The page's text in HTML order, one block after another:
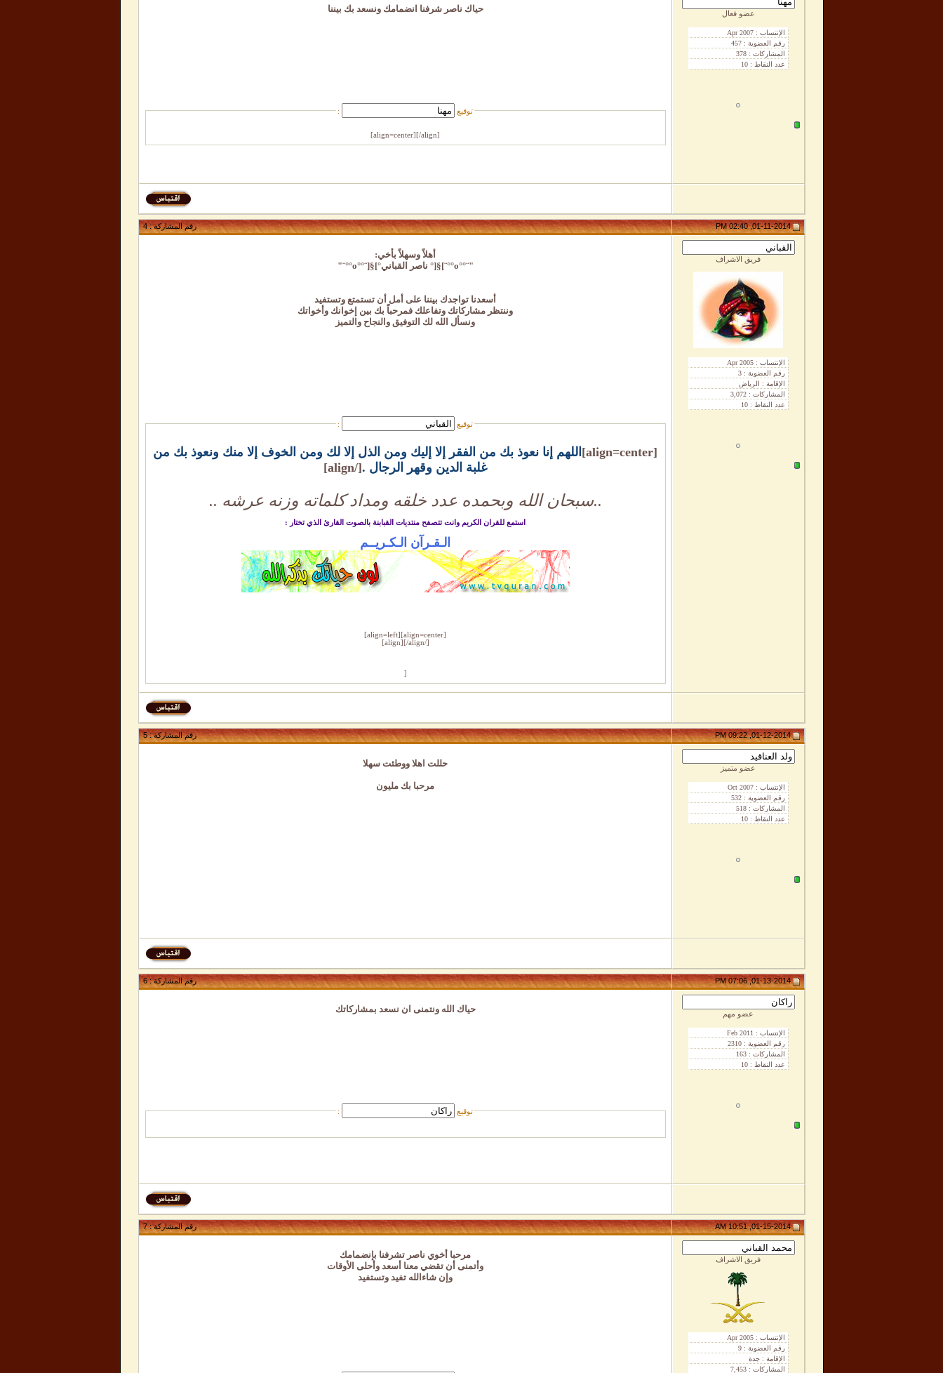
عضو فعال حياك ناصر شرفنا انضمامك ونسعد بك بيننا
توقيع
[align=center]
[/align]
01-11-2014, 02:40 PM رقم المشاركة :4
فريق الاشراف
أهلاً وسهلاً بأخي:
"¨°°o°°¨]§[° ناصر القباني°]§[¨°°o°°¨"
أسعدنا تواجدك بيننا على أمل أن تستمتع وتستفيد
وننتظر مشاركاتك وتفاعلك فمرحباً بك بين إخوانك وأخواتك
ونسأل الله لك التوفيق والنجاح والتميز
توقيع
[align=center]
اللهم إنا نعوذ بك من الفقر إلا إليك ومن الذل إلا لك ومن الخوف إلا منك ونعوذ بك من
غلبة الدين وقهر الرجال .[/align]
..سبحان الله وبحمده عدد خلقه ومداد كلماته وزنه عرشه ..
استمع للقران الكريم وانت تتصفح منتديات القبابنة بالصوت القارئ الذي تختار :
الـقـرآن الـكـريــم
[align=left][align=center]
[/align][/align]
[
01-12-2014, 09:22 PM رقم المشاركة :5
عضو متميز حللت اهلا ووطئت سهلا
مرحبا بك مليون
01-13-2014, 07:06 PM رقم المشاركة :6
عضو مهم حياك الله ونتمنى ان نسعد بمشاركاتك
توقيع
01-15-2014, 10:51 AM رقم المشاركة :7
فريق الاشراف
مرحبا أخوي ناصر تشرفنا بإنضمامك
وأتمنى أن تقضي معنا أسعد وأحلى الأوقات
وإن شاءالله تفيد وتستفيد